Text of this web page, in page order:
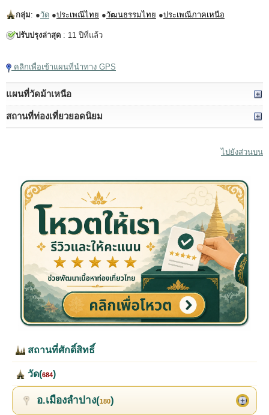
กลุ่ม: ●วัด ●ประเพณีไทย ●วัฒนธรรมไทย ●ประเพณีภาคเหนือ
ปรับปรุงล่าสุด : 11 ปีที่แล้ว
คลิกเพื่อเข้าแผนที่นำทาง GPS
แผนที่วัดม้าเหนือ
สถานที่ท่องเที่ยวยอดนิยม
ไปยังส่วนบน
สถานที่ศักดิ์สิทธิ์
วัด(684)
อ.เมืองลำปาง(180)